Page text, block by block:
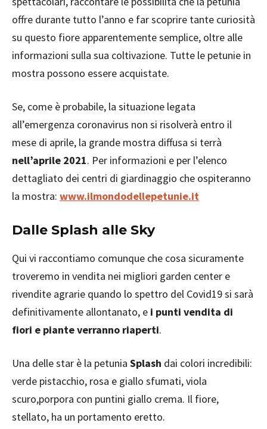
offre durante tutto l’anno e far scoprire tante curiosità
su questo fiore apparentemente semplice, oltre alle
informazioni sulla sua coltivazione. Tutte le petunie in
mostra possono essere acquistate.
Se, come è probabile, la situazione legata
all’emergenza coronavirus non si risolverà entro il
mese di aprile, la grande mostra diffusa si terrà
nell’aprile 2021. Per informazioni e per l’elenco
dettagliato dei centri di giardinaggio che ospiteranno
la mostra: www.ilmondodellepetunie.it
Dalle Splash alle Sky
Qui vi raccontiamo comunque che cosa sicuramente
troveremo in vendita nei migliori garden center e
rivendite agrarie quando lo spettro del Covid19 si sarà
definitivamente allontanato, e i punti vendita di
fiori e piante verranno riaperti.
Una delle star è la petunia Splash dai colori incredibili:
verde pistacchio, rosa e giallo sfumati, viola
scuro,porpora con puntini giallo crema. Il fiore,
stellato, ha un portamento eretto.